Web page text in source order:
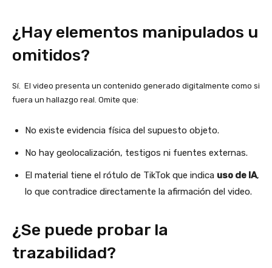
¿Hay elementos manipulados u
omitidos?
Sí. El video presenta un contenido generado digitalmente como si
fuera un hallazgo real. Omite que:
No existe evidencia física del supuesto objeto.
No hay geolocalización, testigos ni fuentes externas.
El material tiene el rótulo de TikTok que indica uso de IA,
lo que contradice directamente la afirmación del video.
¿Se puede probar la
trazabilidad?